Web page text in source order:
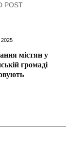
POST
містян у
громаді